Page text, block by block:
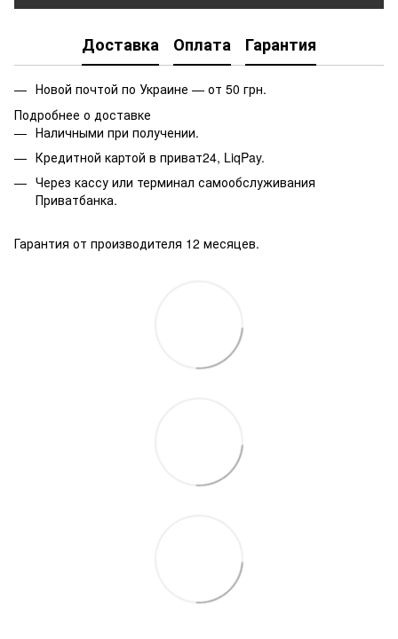
Доставка Оплата Гарантия
Новой почтой по Украине — от 50 грн.
Подробнее о доставке
Наличными при получении.
Кредитной картой в приват24, LiqPay.
Через кассу или терминал самообслуживания
Приватбанка.
Гарантия от производителя 12 месяцев.